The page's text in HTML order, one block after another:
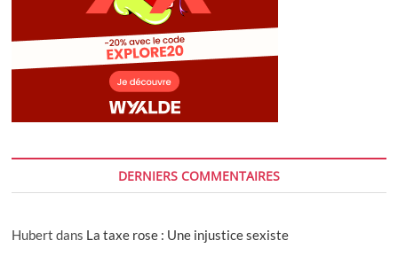
DERNIERS COMMENTAIRES
Hubert dans La taxe rose : Une injustice sexiste